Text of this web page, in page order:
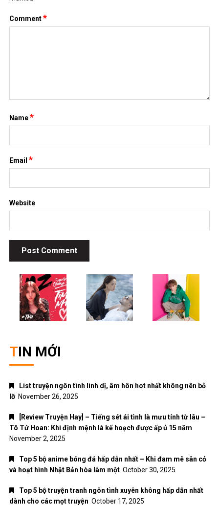
Comment*
Name*
Email*
Website
TIN MỚI
List truyện ngôn tình linh dị, âm hôn hot nhất không nên bỏ
lỡ November 26, 2025
[Review Truyện Hay] – Tiếng sét ái tình là mưu tính từ lâu –
Tô Tử Hoan: Khi định mệnh là kế hoạch được ấp ủ 15 năm
November 2, 2025
Top 5 bộ anime bóng đá hấp dẫn nhất – Khi đam mê sân cỏ
và hoạt hình Nhật Bản hòa làm một October 30, 2025
Top 5 bộ truyện tranh ngôn tình xuyên không hấp dẫn nhất
dành cho các mọt truyện October 17, 2025